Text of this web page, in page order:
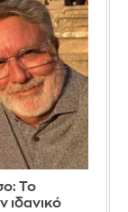
Το
ιδανικό